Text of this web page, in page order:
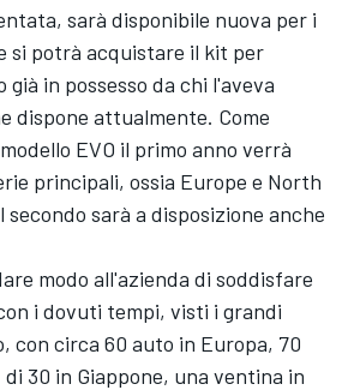
sarà disponibile nuova per i
si potrà acquistare il kit per
già in possesso da chi l'aveva
dispone attualmente. Come
EVO il primo anno verrà
principali, ossia Europe e North
sarà a disposizione anche
modo all'azienda di soddisfare
i dovuti tempi, visti i grandi
con circa 60 auto in Europa, 70
30 in Giappone, una ventina in